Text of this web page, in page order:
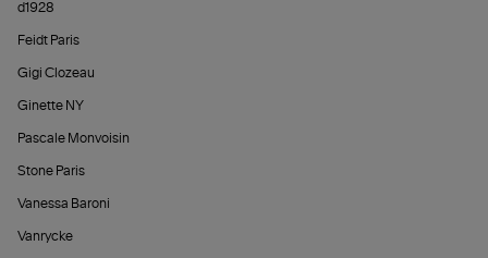
d1928
Feidt Paris
Gigi Clozeau
Ginette NY
Pascale Monvoisin
Stone Paris
Vanessa Baroni
Vanrycke